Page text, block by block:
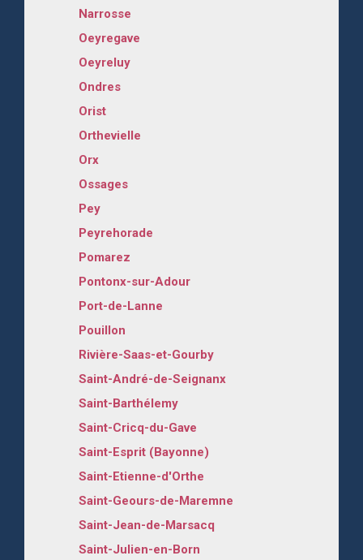
Narrosse
Oeyregave
Oeyreluy
Ondres
Orist
Orthevielle
Orx
Ossages
Pey
Peyrehorade
Pomarez
Pontonx-sur-Adour
Port-de-Lanne
Pouillon
Rivière-Saas-et-Gourby
Saint-André-de-Seignanx
Saint-Barthélemy
Saint-Cricq-du-Gave
Saint-Esprit (Bayonne)
Saint-Etienne-d'Orthe
Saint-Geours-de-Maremne
Saint-Jean-de-Marsacq
Saint-Julien-en-Born